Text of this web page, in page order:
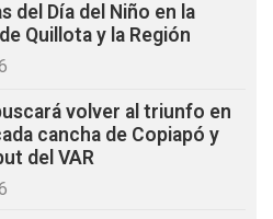
del Día del Niño en la
Quillota y la Región
volver al triunfo en
cancha de Copiapó y
del VAR